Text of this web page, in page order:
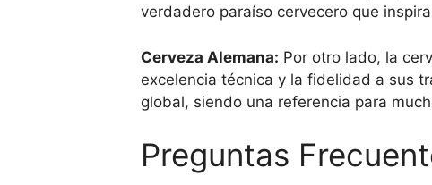
verdadero paraíso cervecero que
Cerveza Alemana: Por otro lado, la
excelencia técnica y la fidelidad a sus
global, siendo una referencia para
Preguntas